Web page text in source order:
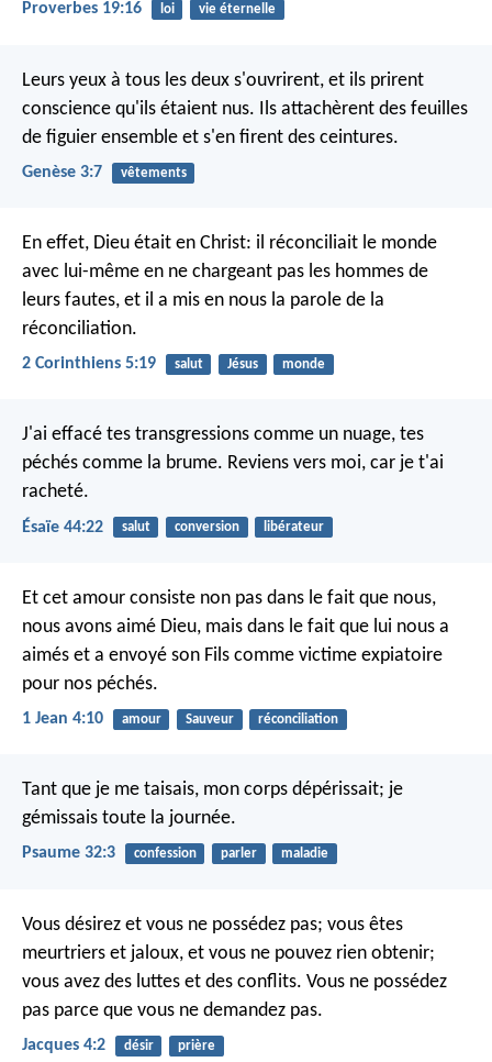
Proverbes 19:16 loi vie éternelle
Leurs yeux à tous les deux s'ouvrirent, et ils prirent
conscience qu'ils étaient nus. Ils attachèrent des feuilles
de figuier ensemble et s'en firent des ceintures.
Genèse 3:7 vêtements
En effet, Dieu était en Christ: il réconciliait le monde
avec lui-même en ne chargeant pas les hommes de
leurs fautes, et il a mis en nous la parole de la
réconciliation.
2 Corinthiens 5:19 salut Jésus monde
J'ai effacé tes transgressions comme un nuage, tes
péchés comme la brume. Reviens vers moi, car je t'ai
racheté.
Ésaïe 44:22 salut conversion libérateur
Et cet amour consiste non pas dans le fait que nous,
nous avons aimé Dieu, mais dans le fait que lui nous a
aimés et a envoyé son Fils comme victime expiatoire
pour nos péchés.
1 Jean 4:10 amour Sauveur réconciliation
Tant que je me taisais, mon corps dépérissait; je
gémissais toute la journée.
Psaume 32:3 confession parler maladie
Vous désirez et vous ne possédez pas; vous êtes
meurtriers et jaloux, et vous ne pouvez rien obtenir;
vous avez des luttes et des conflits. Vous ne possédez
pas parce que vous ne demandez pas.
Jacques 4:2 désir prière